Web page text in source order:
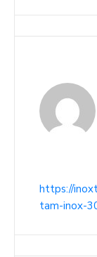
https://
tam-inox-